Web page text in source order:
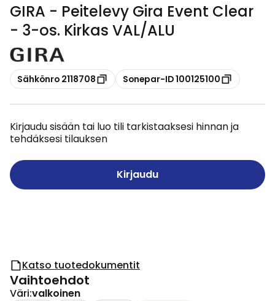
GIRA - Peitelevy Gira Event Clear
- 3-os. Kirkas VAL/ALU
Kopioi
Sähkönro 2118708 Kopioi
Sonepar-ID 100125100
Kirjaudu sisään tai luo tili tarkistaaksesi hinnan ja
tehdäksesi tilauksen
Kirjaudu
Katso tuotedokumentit
Vaihtoehdot
Väri:valkoinen